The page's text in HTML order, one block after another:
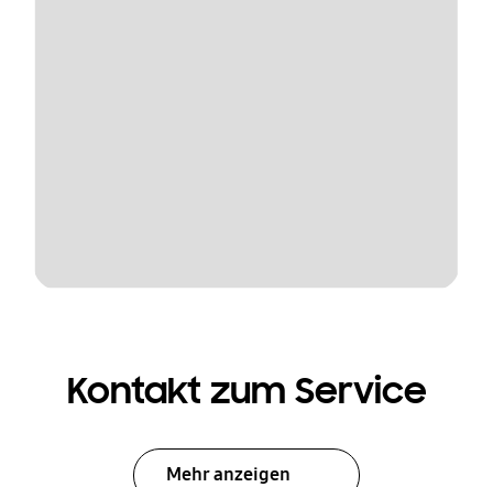
Kontakt zum Service
Mehr anzeigen